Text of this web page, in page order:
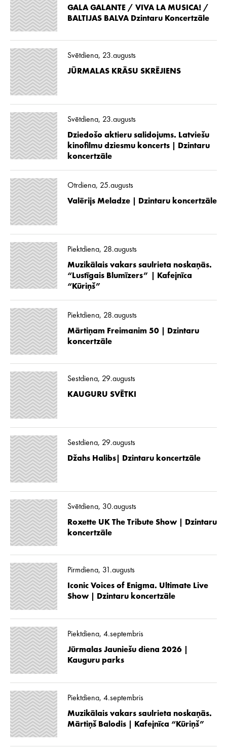
GALA GALANTE / VIVA LA MUSICA! /
BALTIJAS BALVA Dzintaru Koncertzāle
Svētdiena, 23.augusts
JŪRMALAS KRĀSU SKRĒJIENS
Svētdiena, 23.augusts
Dziedošo aktieru salidojums. Latviešu
kinofilmu dziesmu koncerts | Dzintaru
koncertzāle
Otrdiena, 25.augusts
Valērijs Meladze | Dzintaru koncertzāle
Piektdiena, 28.augusts
Muzikālais vakars saulrieta noskaņās.
“Lustīgais Blumīzers” | Kafejnīca
“Kūriņš”
Piektdiena, 28.augusts
Mārtiņam Freimanim 50 | Dzintaru
koncertzāle
Sestdiena, 29.augusts
KAUGURU SVĒTKI
Sestdiena, 29.augusts
Džahs Halibs| Dzintaru koncertzāle
Svētdiena, 30.augusts
Roxette UK The Tribute Show | Dzintaru
koncertzāle
Pirmdiena, 31.augusts
Iconic Voices of Enigma. Ultimate Live
Show | Dzintaru koncertzāle
Piektdiena, 4.septembris
Jūrmalas Jauniešu diena 2026 |
Kauguru parks
Piektdiena, 4.septembris
Muzikālais vakars saulrieta noskaņās.
Mārtiņš Balodis | Kafejnīca “Kūriņš”